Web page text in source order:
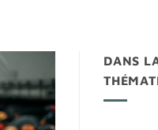
DANS